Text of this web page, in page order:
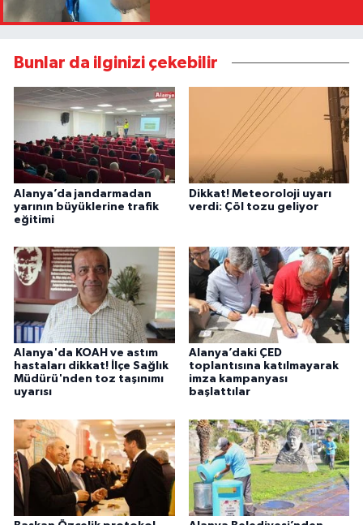
Bunlar da ilginizi çekebilir
Alanya’da jandarmadan
yarının büyüklerine trafik
eğitimi
Dikkat! Meteoroloji uyarı
verdi: Çöl tozu geliyor
Alanya'da KOAH ve astım
hastaları dikkat! İlçe Sağlık
Müdürü'nden toz taşınımı
uyarısı
Alanya’daki ÇED
toplantısına katılmayarak
imza kampanyası
başlattılar